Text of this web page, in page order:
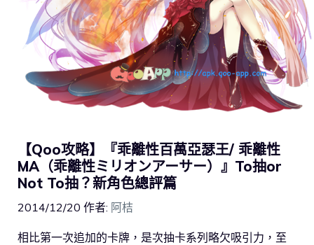
【Qoo攻略】『乖離性百萬亞瑟王/ 乖離性
MA（乖離性ミリオンアーサー）』To抽or
Not To抽？新角色總評篇
2014/12/20 作者: 阿桔
相比第一次追加的卡牌，是次抽卡系列略欠吸引力，至